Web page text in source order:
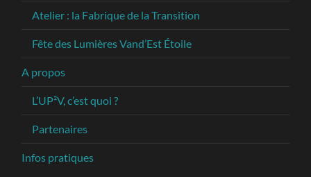
Atelier : la Fabrique de la Transition
Fête des Lumières Vand’Est Étoile
A propos
L’UP²V, c’est quoi ?
Partenaires
Infos pratiques